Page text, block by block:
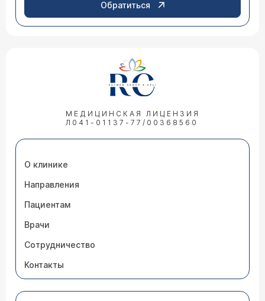
Обратиться
МЕДИЦИНСКАЯ ЛИЦЕНЗИЯ
Л041-01137-77/00368560
О клинике
Направления
Пациентам
Врачи
Сотрудничество
Контакты